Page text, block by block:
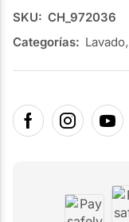
SKU: CH_972036
Categorías: Lavado,